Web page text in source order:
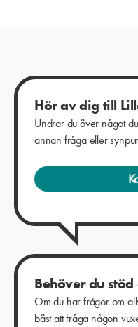
Hör av dig till
Undrar du över något
annan fråga eller
Behöver du
Om du har frågor om
bäst att fråga någon